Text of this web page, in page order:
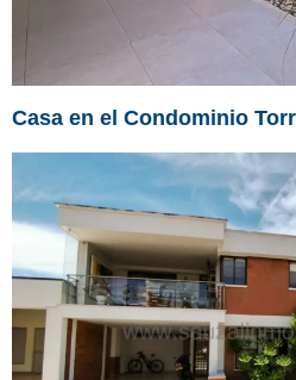
Casa en el Condominio